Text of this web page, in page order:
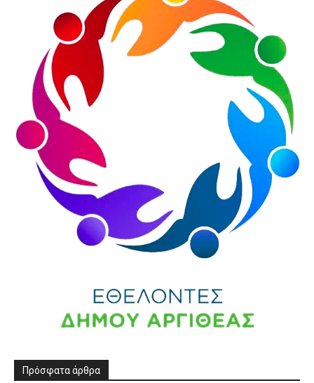
Πρόσφατα άρθρα